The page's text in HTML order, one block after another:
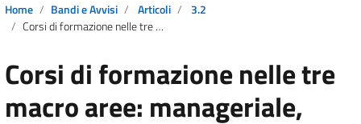
Home Bandi e Avvisi Articoli
3.2
Corsi di formazione nelle tre macro aree: manageriale, creativa, lavoratori – M1C3|3.2 Sviluppo industria cinematografica (Progetto Cinecittà)
Corsi di formazione nelle tre
macro aree: manageriale,